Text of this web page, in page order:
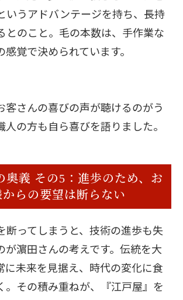
いうアドバンテージを持ち、長持
とのこと。毛の本数は、手作業な
感覚で決められています。
客さんの喜びの声が聴けるのがう
人の方も自ら喜びを語りました。
奥義 その5：進歩のため、お
からの要望は断らない
断ってしまうと、技術の進歩も失
が濵田さんの考えです。伝統を大
に未来を見据え、時代の変化に食
。その積み重ねが、『江戸屋』を